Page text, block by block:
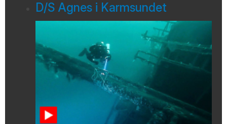
D/S Agnes i Karmsundet